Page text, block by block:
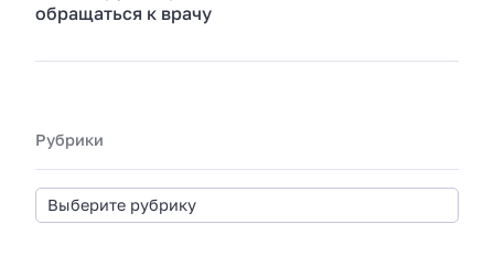
обращаться к врачу
Рубрики